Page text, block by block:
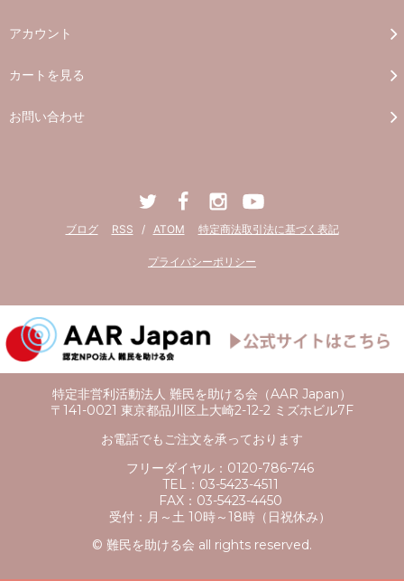
アカウント
カートを見る
お問い合わせ
ブログ RSS / ATOM 特定商法取引法に基づく表記
プライバシーポリシー
特定非営利活動法人 難民を助ける会（AAR Japan）
〒141-0021 東京都品川区上大崎2-12-2 ミズホビル7F
お電話でもご注文を承っております
フリーダイヤル： 0120-786-746
TEL： 03-5423-4511
FAX： 03-5423-4450
受付： 月～土 10時～18時（日祝休み）
© 難民を助ける会 all rights reserved.